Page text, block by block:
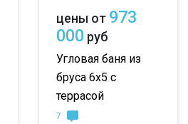
маленькие
до 150 м
до 200 м
цены от 973
000 руб
Угловая баня из
бруса 6х5 с
террасой
7